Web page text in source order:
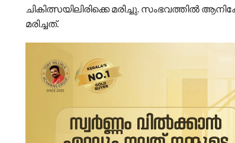
ചികിത്സയിലിരിക്കെ മരിച്ചു. സംഭവത്തിൽ
മരിച്ചത്.